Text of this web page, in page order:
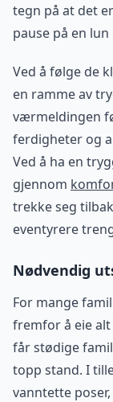
tegn på at det
pause på en
Ved å følge de
en ramme av
værmeldingen
ferdigheter og
Ved å ha en
gjennom
trekke seg
eventyrere
Nødvendig
For mange
fremfor å eie
får stødige
topp stand. I
vanntette